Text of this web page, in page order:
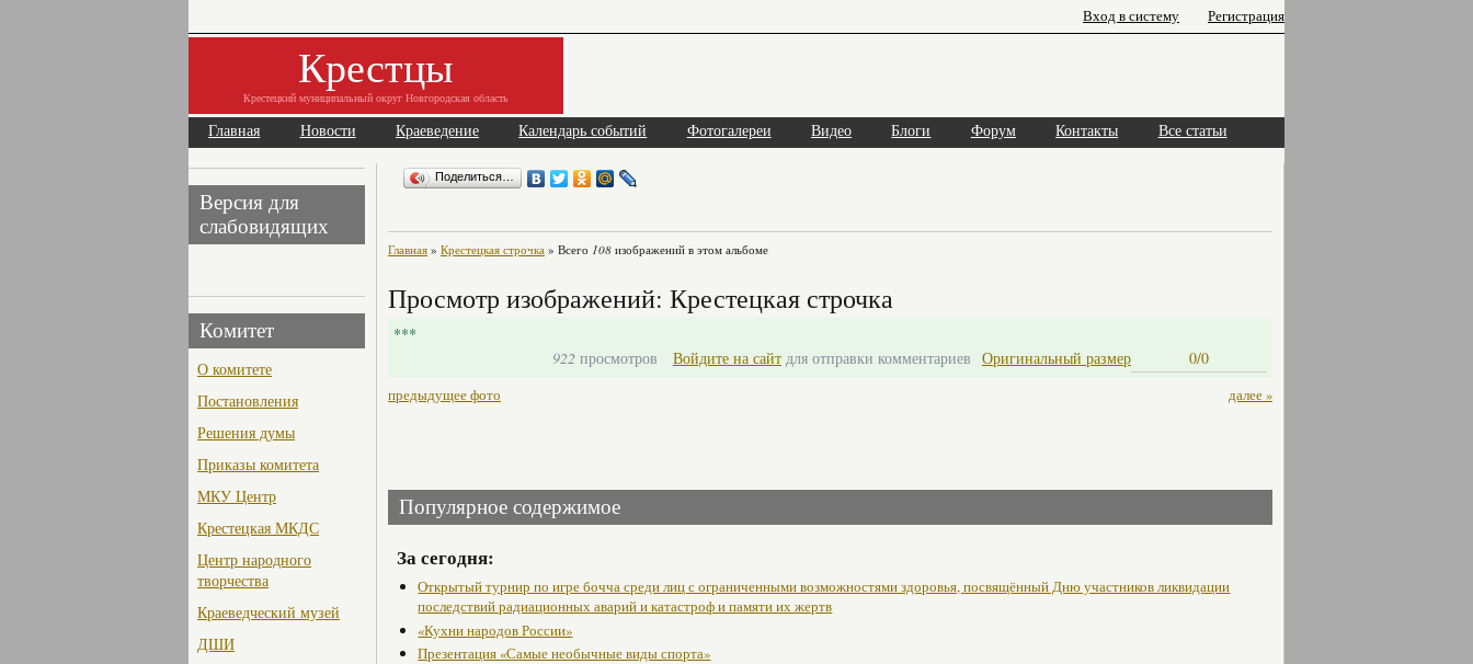
Вход в систему Регистрация
Крестцы
Крестецкий муниципальный округ Новгородская область
Главная Новости Краеведение Календарь событий Фотогалереи Видео Блоги Форум Контакты Все статьи
Версия для
слабовидящих
Комитет
О комитете
Постановления
Решения думы
Приказы комитета
МКУ Центр
Крестецкая МКДС
Центр народного
творчества
Краеведческий музей
ДШИ
Поделиться…
Главная » Крестецкая строчка » Всего 108 изображений в этом альбоме
Просмотр изображений: Крестецкая строчка
***
0/0
922 просмотров Войдите на сайт для отправки комментариев Оригинальный размер
предыдущее фото далее »
Популярное содержимое
За сегодня:
Открытый турнир по игре бочча среди лиц с ограниченными возможностями здоровья, посвящённый Дню участников ликвидации
последствий радиационных аварий и катастроф и памяти их жертв
«Кухни народов России»
Презентация «Самые необычные виды спорта»